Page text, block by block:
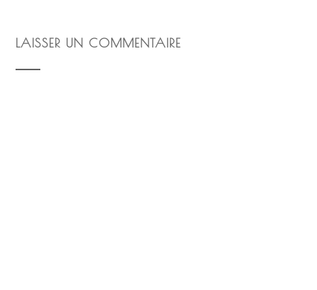
LAISSER UN COMMENTAIRE